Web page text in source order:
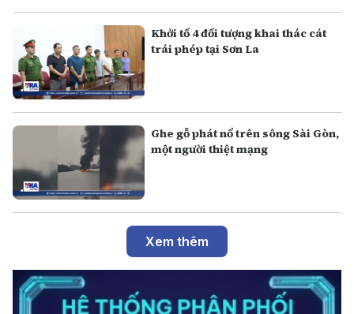
Khởi tố 4 đối tượng khai thác cát
trái phép tại Sơn La
Ghe gỗ phát nổ trên sông Sài Gòn,
một người thiệt mạng
Xem thêm